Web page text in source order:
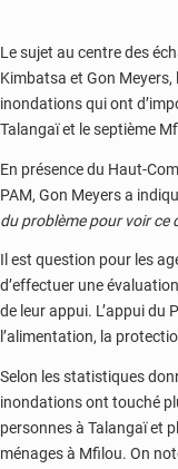
Le sujet au centre des
Kimbatsa et Gon
inondations qui ont
Talangaï et le septième
En présence du Haut-
PAM, Gon Meyers a
du problème pour voir ce
Il est question pour les
d’effectuer une
de leur appui. L’appui du
l’alimentation, la
Selon les statistiques
inondations ont touché
personnes à Talangaï et
ménages à Mfilou. On